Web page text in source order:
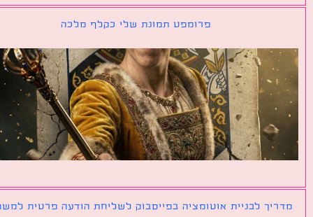
פרומפט תמונת שלי כקלף מלכה
לבניית אוטומציה בפייסבוק לשליחת הודעה פרטית למשתמש